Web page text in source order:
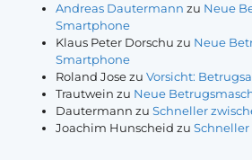
Andreas Dautermann zu Neue
Smartphone
Klaus Peter Dorschu zu Neue
Smartphone
Roland JosezuVorsicht:
Trautwein zu Neue
Dautermann zuSchneller
Joachim Hunscheid zuSchneller